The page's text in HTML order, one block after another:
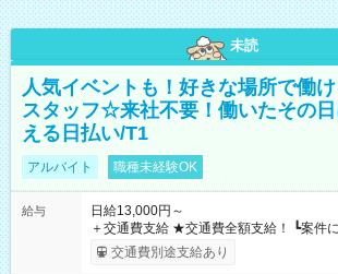
未読
人気イベントも！好きな場所で働
スタッフ☆来社不要！働いたその
える日払い/T1
アルバイト 職種未経験OK
給与
日給13,000円～
＋交通費支給 ★交通費全額支給！ ┗案件により規定あり ★日払
いOK！（規定あり） ┗働いたその日に現
ンビニATMから 日払い分を引き落とせます！ 【試用期
交通費別途支給あり